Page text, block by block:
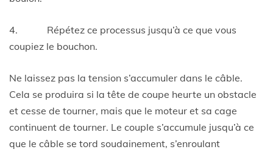
4. Répétez ce processus jusqu’à ce que vous
coupiez le bouchon.
Ne laissez pas la tension s’accumuler dans le câble.
Cela se produira si la tête de coupe heurte un obstacle
et cesse de tourner, mais que le moteur et sa cage
continuent de tourner. Le couple s’accumule jusqu’à ce
que le câble se tord soudainement, s’enroulant